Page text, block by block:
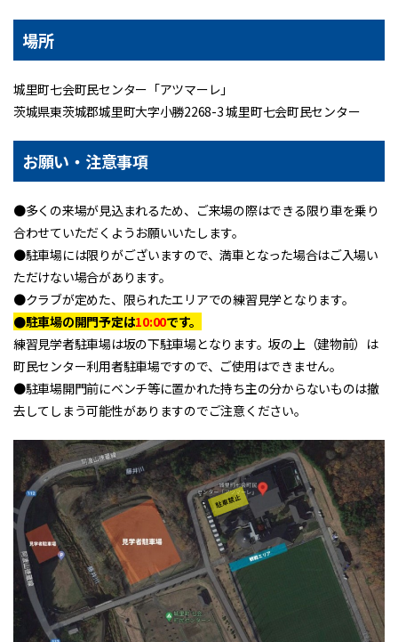
場所
城里町七会町民センター「アツマーレ」
茨城県東茨城郡城里町大字小勝2268-3 城里町七会町民センター
お願い・注意事項
●多くの来場が見込まれるため、ご来場の際はできる限り車を乗り
合わせていただくようお願いいたします。
●駐車場には限りがございますので、満車となった場合はご入場い
ただけない場合があります。
●クラブが定めた、限られたエリアでの練習見学となります。
●駐車場の開門予定は10:00です。
練習見学者駐車場は坂の下駐車場となります。坂の上（建物前）は
町民センター利用者駐車場ですので、ご使用はできません。
●駐車場開門前にベンチ等に置かれた持ち主の分からないものは撤
去してしまう可能性がありますのでご注意ください。